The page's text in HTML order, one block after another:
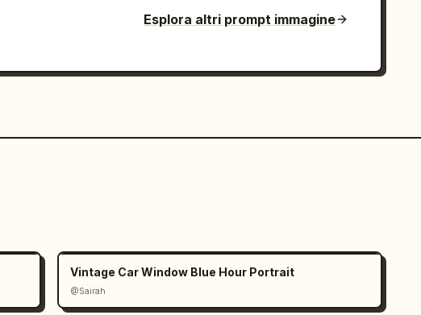
Esplora altri prompt immagine
Vintage Car Window Blue Hour Portrait
@Sairah